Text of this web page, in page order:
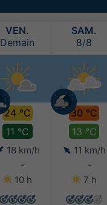
VEN.
Demain
24 °C
11 °C
18 km/h
-
10 h
SAM.
8/8
30 °C
13 °C
11 km/h
-
7 h